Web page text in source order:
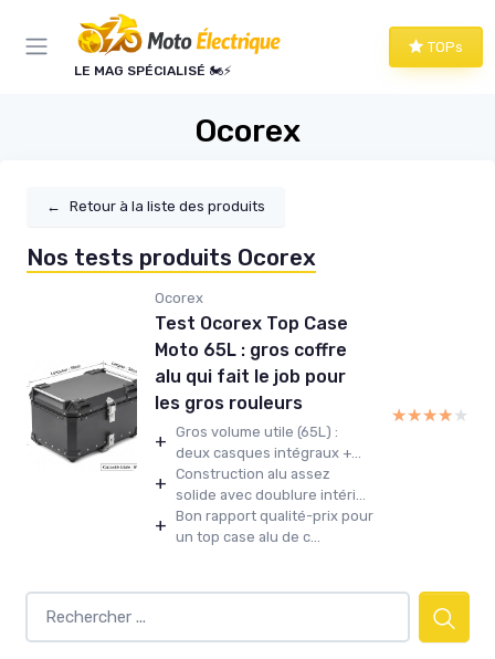
LE MAG SPÉCIALISÉ 🏍️⚡
TOPs
Ocorex
← Retour à la liste des produits
Nos tests produits Ocorex
Ocorex
Test Ocorex Top Case
Moto 65L : gros coffre
alu qui fait le job pour
les gros rouleurs
+ Gros volume utile (65L) :
deux casques intégraux +...
+ Construction alu assez
solide avec doublure intéri...
+ Bon rapport qualité-prix pour
un top case alu de c...
★★★★★
★★★★★
Panneau de gestion des cookies